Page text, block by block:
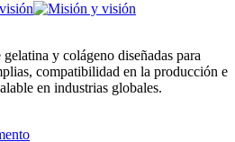
y colágeno diseñadas para
compatibilidad en la producción e
en industrias globales.